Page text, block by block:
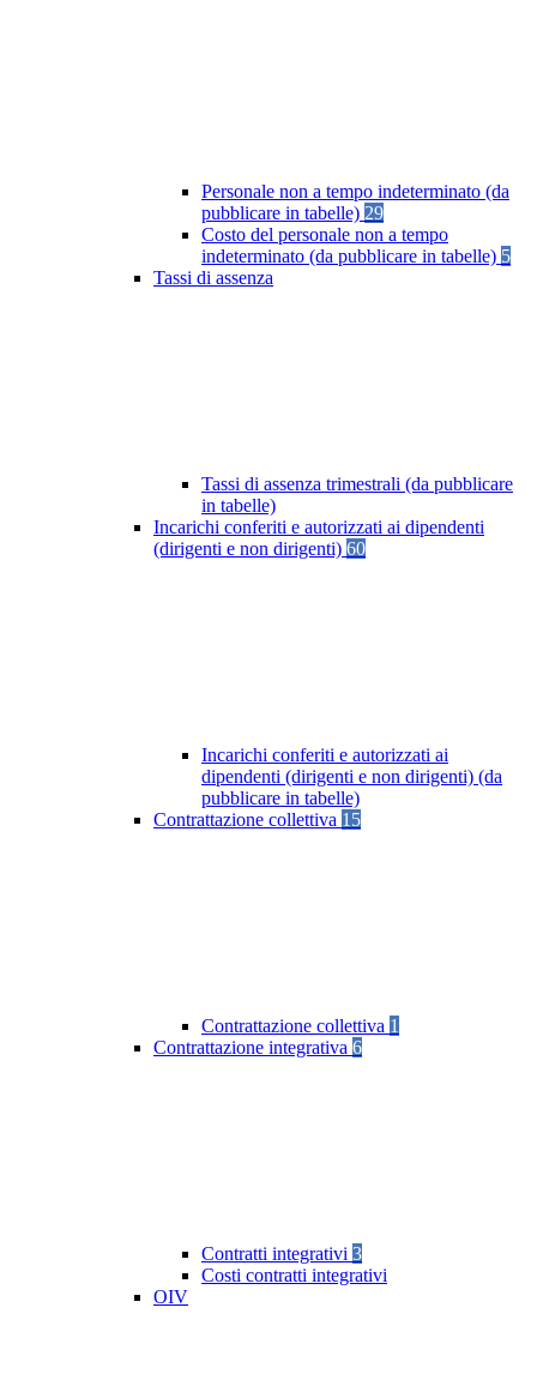
Personale non a tempo indeterminato (da
pubblicare in tabelle) 29
Costo del personale non a tempo
indeterminato (da pubblicare in tabelle) 5
Tassi di assenza
Tassi di assenza trimestrali (da pubblicare
in tabelle)
Incarichi conferiti e autorizzati ai dipendenti
(dirigenti e non dirigenti) 60
Incarichi conferiti e autorizzati ai
dipendenti (dirigenti e non dirigenti) (da
pubblicare in tabelle)
Contrattazione collettiva 15
Contrattazione collettiva 1
Contrattazione integrativa 6
Contratti integrativi 3
Costi contratti integrativi
OIV